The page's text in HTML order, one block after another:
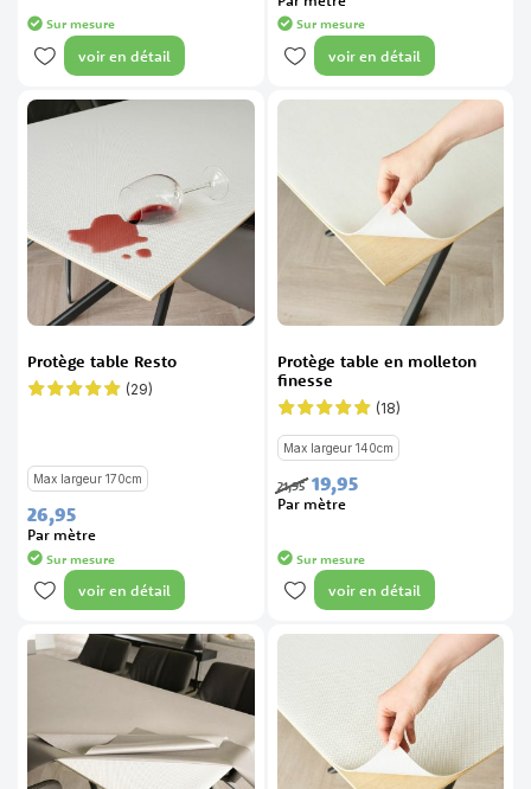
Sur mesure
voir en détail
Sur mesure
voir en détail
Protège table Resto
Évaluation: (29)
Max largeur 170cm
26,95
Par mètre
Sur mesure
voir en détail
Protège table en molleton
finesse
Évaluation: (18)
Max largeur 140cm
19,95
21,95
Par mètre
Sur mesure
voir en détail